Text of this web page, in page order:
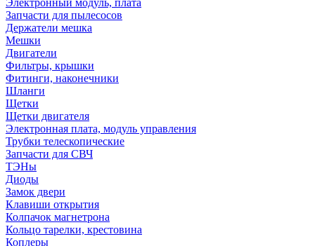
Электронный модуль, плата
Запчасти для пылесосов
Держатели мешка
Мешки
Двигатели
Фильтры, крышки
Фитинги, наконечники
Шланги
Щетки
Щетки двигателя
Электронная плата, модуль управления
Трубки телескопические
Запчасти для СВЧ
ТЭНы
Диоды
Замок двери
Клавиши открытия
Колпачок магнетрона
Кольцо тарелки, крестовина
Коплеры